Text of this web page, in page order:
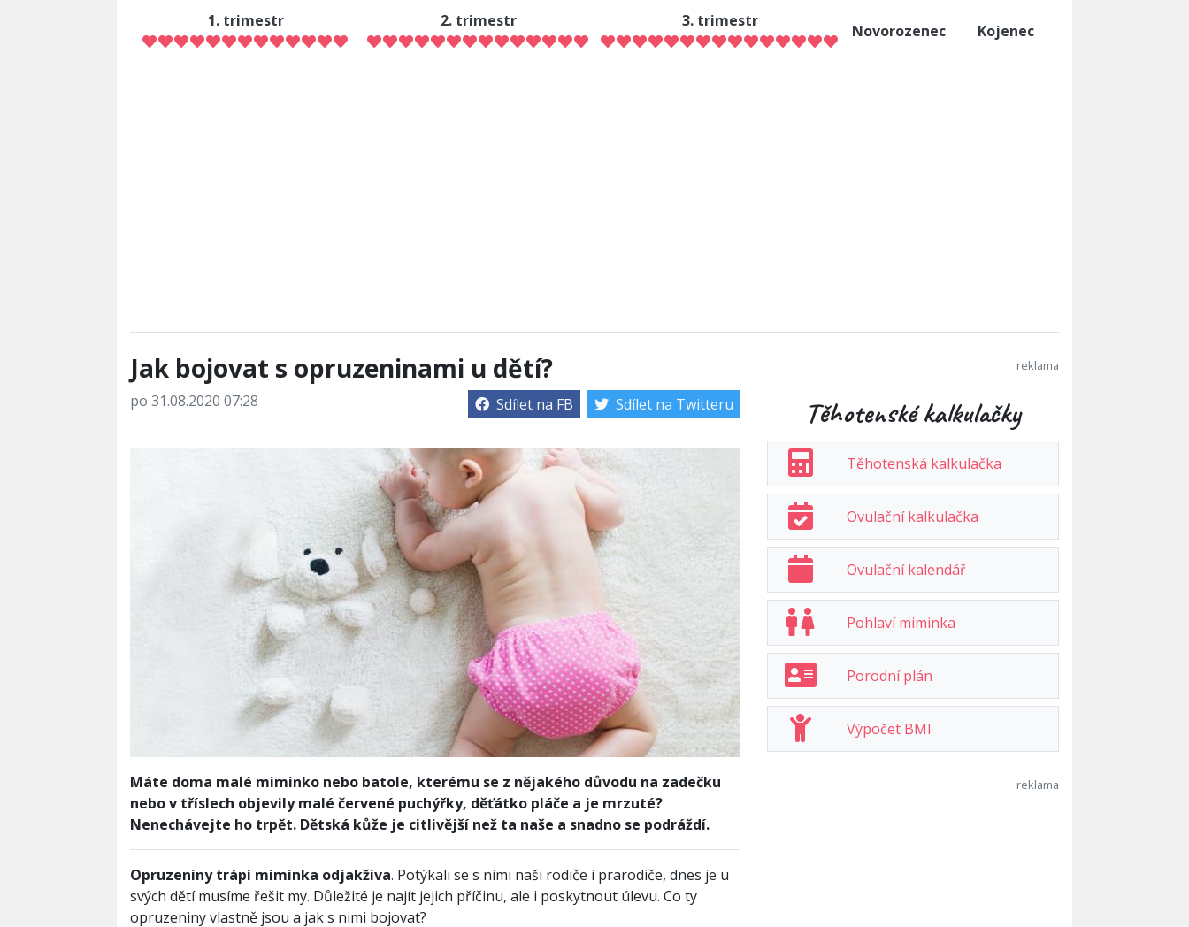
1. trimestr 2. trimestr 3. trimestr
Novorozenec Kojenec
Jak bojovat s opruzeninami u dětí?
po 31.08.2020 07:28 Sdílet na FB Sdílet na Twitteru
Máte doma malé miminko nebo batole, kterému se z nějakého důvodu na zadečku
nebo v tříslech objevily malé červené puchýřky, děťátko pláče a je mrzuté?
Nenechávejte ho trpět. Dětská kůže je citlivější než ta naše a snadno se podráždí.
Opruzeniny trápí miminka odjakživa. Potýkali se s nimi naši rodiče i prarodiče, dnes je u
svých dětí musíme řešit my. Důležité je najít jejich příčinu, ale i poskytnout úlevu. Co ty
opruzeniny vlastně jsou a jak s nimi bojovat?
Těhotenské kalkulačky
Těhotenská kalkulačka
Ovulační kalkulačka
Ovulační kalendář
Pohlaví miminka
Porodní plán
Výpočet BMI